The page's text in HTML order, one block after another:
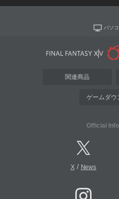
パソ
関連商品
ゲームダウ
Official
X/ News